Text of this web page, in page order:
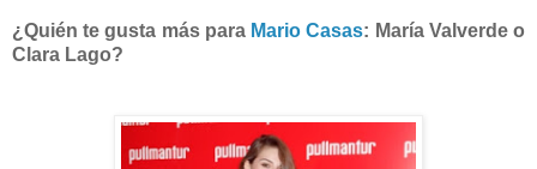
¿Quién te gusta más para Mario Casas: María Valverde o
Clara Lago?